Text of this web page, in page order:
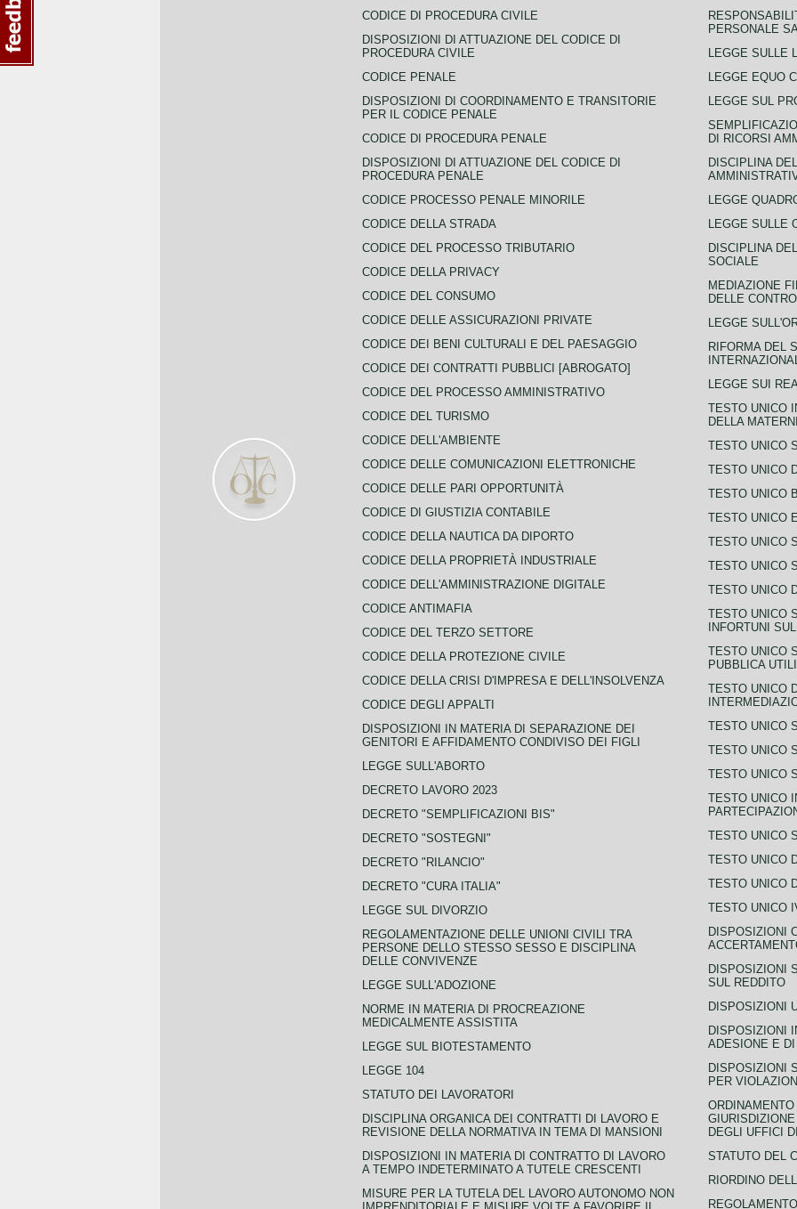
CODICE DI PROCEDURA CIVILE
DISPOSIZIONI DI ATTUAZIONE DEL CODICE DI
PROCEDURA CIVILE
CODICE PENALE
DISPOSIZIONI DI COORDINAMENTO E TRANSITORIE
PER IL CODICE PENALE
CODICE DI PROCEDURA PENALE
DISPOSIZIONI DI ATTUAZIONE DEL CODICE DI
PROCEDURA PENALE
CODICE PROCESSO PENALE MINORILE
CODICE DELLA STRADA
CODICE DEL PROCESSO TRIBUTARIO
CODICE DELLA PRIVACY
CODICE DEL CONSUMO
CODICE DELLE ASSICURAZIONI PRIVATE
CODICE DEI BENI CULTURALI E DEL PAESAGGIO
CODICE DEI CONTRATTI PUBBLICI [ABROGATO]
CODICE DEL PROCESSO AMMINISTRATIVO
CODICE DEL TURISMO
CODICE DELL'AMBIENTE
CODICE DELLE COMUNICAZIONI ELETTRONICHE
CODICE DELLE PARI OPPORTUNITÀ
CODICE DI GIUSTIZIA CONTABILE
CODICE DELLA NAUTICA DA DIPORTO
CODICE DELLA PROPRIETÀ INDUSTRIALE
CODICE DELL'AMMINISTRAZIONE DIGITALE
CODICE ANTIMAFIA
CODICE DEL TERZO SETTORE
CODICE DELLA PROTEZIONE CIVILE
CODICE DELLA CRISI D'IMPRESA E DELL'INSOLVENZA
CODICE DEGLI APPALTI
DISPOSIZIONI IN MATERIA DI SEPARAZIONE DEI
GENITORI E AFFIDAMENTO CONDIVISO DEI FIGLI
LEGGE SULL'ABORTO
DECRETO LAVORO 2023
DECRETO "SEMPLIFICAZIONI BIS"
DECRETO "SOSTEGNI"
DECRETO "RILANCIO"
DECRETO "CURA ITALIA"
LEGGE SUL DIVORZIO
REGOLAMENTAZIONE DELLE UNIONI CIVILI TRA
PERSONE DELLO STESSO SESSO E DISCIPLINA
DELLE CONVIVENZE
LEGGE SULL'ADOZIONE
NORME IN MATERIA DI PROCREAZIONE
MEDICALMENTE ASSISTITA
LEGGE SUL BIOTESTAMENTO
LEGGE 104
STATUTO DEI LAVORATORI
DISCIPLINA ORGANICA DEI CONTRATTI DI LAVORO E
REVISIONE DELLA NORMATIVA IN TEMA DI MANSIONI
DISPOSIZIONI IN MATERIA DI CONTRATTO DI LAVORO
A TEMPO INDETERMINATO A TUTELE CRESCENTI
MISURE PER LA TUTELA DEL LAVORO AUTONOMO NON
PERSONALE
LEGGE SULLE
LEGGE EQUO
LEGGE SUL
DI RICORSI
DISCIPLINA
LEGGE
LEGGE SULLE
DISCIPLINA
SOCIALE
MEDIAZIONE
DELLE
LEGGE
RIFORMA DEL
LEGGE SUI
TESTO UNICO
DELLA
TESTO UNICO
TESTO UNICO
TESTO UNICO
TESTO UNICO
TESTO UNICO
TESTO UNICO
TESTO UNICO
TESTO UNICO
INFORTUNI
TESTO UNICO
PUBBLICA
TESTO UNICO
TESTO UNICO
TESTO UNICO
TESTO UNICO
TESTO UNICO
TESTO UNICO
TESTO UNICO
TESTO UNICO
TESTO UNICO
DISPOSIZIONI
DISPOSIZIONI
SUL REDDITO
DISPOSIZIONI
DISPOSIZIONI
ADESIONE E
DISPOSIZIONI
PER
DEGLI UFFICI
STATUTO DEL
RIORDINO